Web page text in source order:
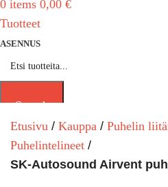
0 items 0,00 €
Tuotteet
ASENNUS
Search
Etusivu
Kauppa
Puhelin
Puhelintelineet
SK-Autosound Airvent